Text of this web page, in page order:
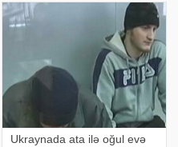
Hidayətqızının adını çəkər-
çəkməz Ranar bu sözləri dilinə
Ukraynada ata ilə oğul evə